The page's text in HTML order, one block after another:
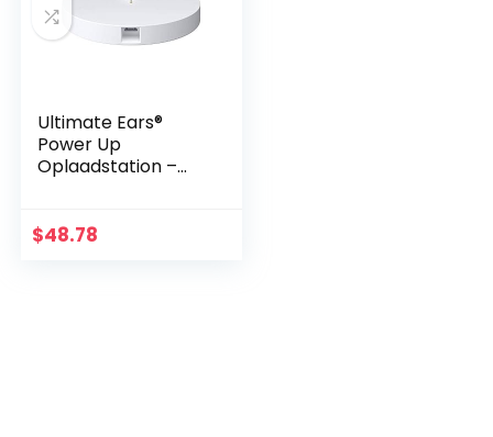
Ultimate Ears®
Power Up
Oplaadstation –
$48.78